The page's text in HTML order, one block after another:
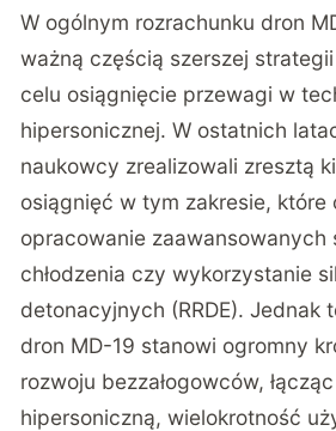
W ogólnym rozrachunku dron
ważną częścią szerszej
celu osiągnięcie przewagi w
hipersonicznej. W ostatnich
naukowcy zrealizowali zresztą
osiągnięć w tym zakresie, które
opracowanie zaawansowanych
chłodzenia czy wykorzystanie
detonacyjnych (RRDE). Jednak
dron MD-19 stanowi ogromny
rozwoju bezzałogowców,
hipersoniczną, wielokrotność